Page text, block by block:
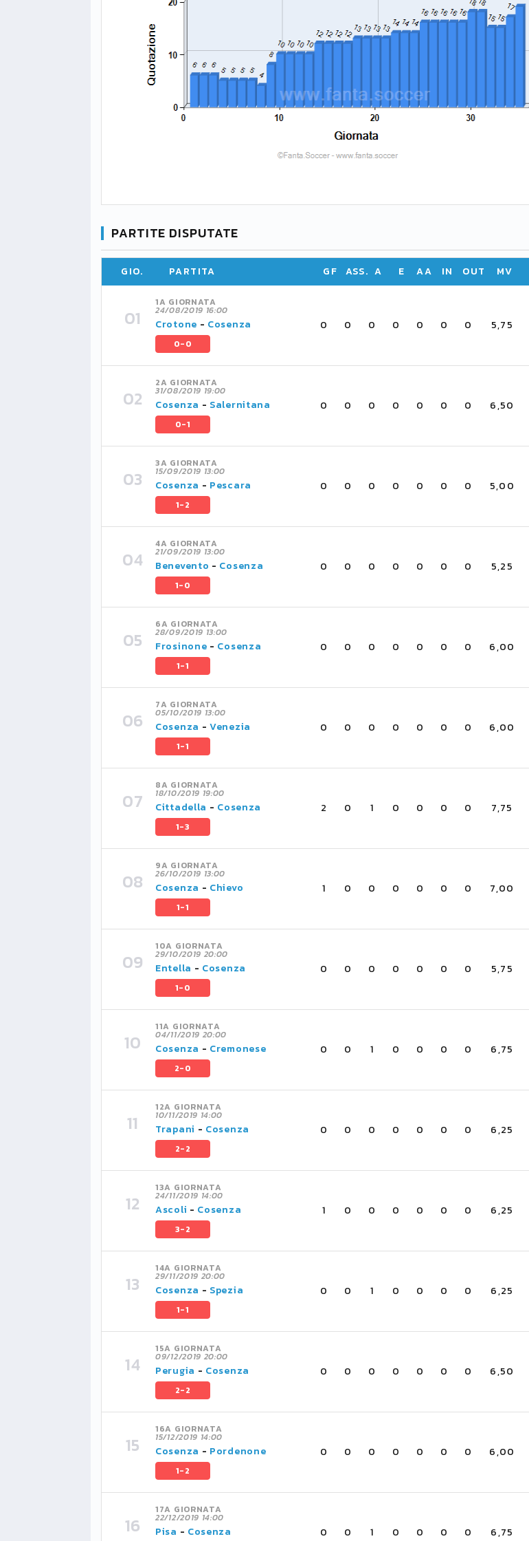
PARTITE DISPUTATE
GIO. PARTITA GF ASS. A E AA IN OUT MV
1A GIORNATA
24/08/2019 16:00
Crotone - Cosenza
0-0
0 0 0 0 0 0 0 5,75
2A GIORNATA
31/08/2019 19:00
Cosenza - Salernitana
0-1
0 0 0 0 0 0 0 6,50
3A GIORNATA
15/09/2019 13:00
Cosenza - Pescara
1-2
0 0 0 0 0 0 0 5,00
4A GIORNATA
21/09/2019 13:00
Benevento - Cosenza
1-0
0 0 0 0 0 0 0 5,25
6A GIORNATA
28/09/2019 13:00
Frosinone - Cosenza
1-1
0 0 0 0 0 0 0 6,00
7A GIORNATA
05/10/2019 13:00
Cosenza -Venezia
1-1
0 0 0 0 0 0 0 6,00
8A GIORNATA
18/10/2019 19:00
Cittadella - Cosenza
1-3
2 0 1 0 0 0 0 7,75
9A GIORNATA
26/10/2019 13:00
Cosenza - Chievo
1-1
1 0 0 0 0 0 0 7,00
10A GIORNATA
29/10/2019 20:00
Entella - Cosenza
1-0
0 0 0 0 0 0 0 5,75
11A GIORNATA
04/11/2019 20:00
Cosenza - Cremonese
2-0
0 0 1 0 0 0 0 6,75
12A GIORNATA
10/11/2019 14:00
Trapani - Cosenza
2-2
0 0 0 0 0 0 0 6,25
13A GIORNATA
24/11/2019 14:00
Ascoli - Cosenza
3-2
1 0 0 0 0 0 0 6,25
14A GIORNATA
29/11/2019 20:00
Cosenza - Spezia
1-1
0 0 1 0 0 0 0 6,25
15A GIORNATA
09/12/2019 20:00
Perugia - Cosenza
2-2
0 0 0 0 0 0 0 6,50
16A GIORNATA
15/12/2019 14:00
Cosenza - Pordenone
1-2
0 0 0 0 0 0 0 6,00
17A GIORNATA
22/12/2019 14:00
Pisa - Cosenza 0 0 1 0 0 0 0 6,75